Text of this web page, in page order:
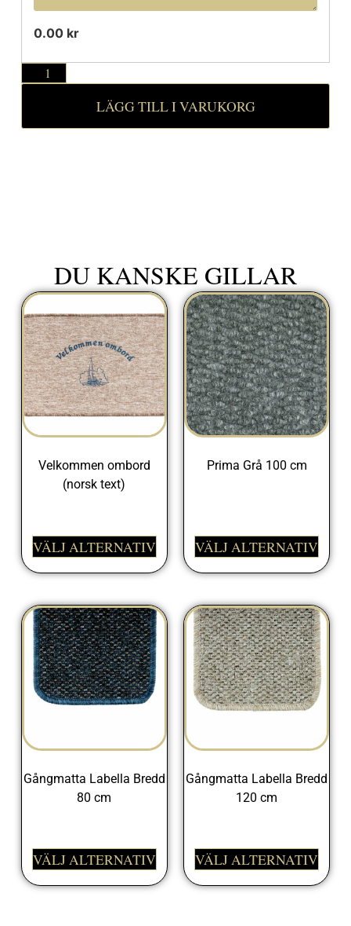
0.00 kr
LÄGG TILL I VARUKORG
Velkommen ombord
(norsk text)
VÄLJ ALTERNATIV
Prima Grå 100 cm
VÄLJ ALTERNATIV
Gångmatta Labella Bredd
80 cm
VÄLJ ALTERNATIV
Gångmatta Labella Bredd
120 cm
VÄLJ ALTERNATIV
DU KANSKE GILLAR